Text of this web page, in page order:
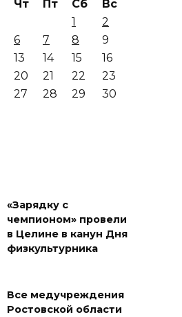
Чт Пт Сб
Вс
1
2
6 7 8
9
13 14 15
16
20 21 22
23
27 28 29
30
«Зарядку с
чемпионом» провели
в Целине в канун Дня
физкультурника
Все медучреждения
Ростовской области